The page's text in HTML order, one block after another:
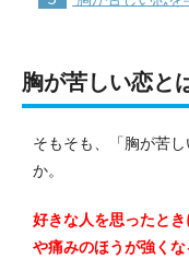
胸が苦しい恋と
そもそも、「胸が苦
か。
好きな人を思ったと
や痛みのほうが強く